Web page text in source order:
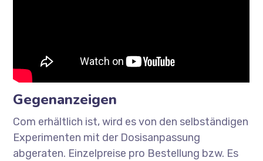
Gegenanzeigen
Com erhältlich ist, wird es von den selbständigen
Experimenten mit der Dosisanpassung
abgeraten. Einzelpreise pro Bestellung bzw. Es